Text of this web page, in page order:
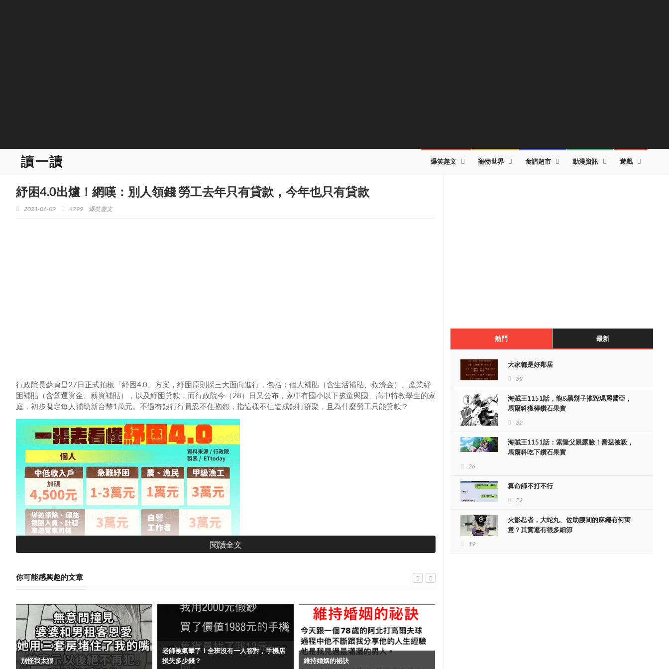
讀一讀 爆笑趣文 寵物世界 食譜超市 動漫資訊 遊戲
紓困4.0出爐！網嘆：別人領錢 勞工去年只有貸款，今年也只有貸款
2021-06-09 4799 爆笑趣文
行政院長蘇貞昌27日正式拍板「紓困4.0」方案，紓困原則採三大面向進行，包括：個人補貼（含生活補貼、救濟金）、產業紓
困補貼（含營運資金、薪資補貼），以及紓困貸款；而行政院今（28）日又公布，家中有國小以下孩童與國、高中特教學生的家
庭，初步擬定每人補助新台幣1萬元。不過有銀行行員忍不住抱怨，指這樣不但造成銀行群聚，且為什麼勞工只能貸款？
一名網友在臉書社團「爆怨2公社」中發文表示，他是名銀行行員，紓困4.0根本就是累死銀行行員的政策，他們要分流上班，又
閱讀全文
你可能感興趣的文章
別怪我太狠
老師被氣暈了！全班沒有一人答對，手機店
損失多少錢？
維持婚姻的祕訣
熱門 最新
大家都是好鄰居
39
海賊王1151話，龍&黑鬍子摧毀瑪麗喬亞，
馬爾科獲得鑽石果實
32
海賊王1151話：索隆父親露臉！喬茲被殺，
馬爾科吃下鑽石果實
26
算命師不打不行
22
火影忍者，大蛇丸、佐助腰間的麻繩有何寓
意？其實還有很多細節
19